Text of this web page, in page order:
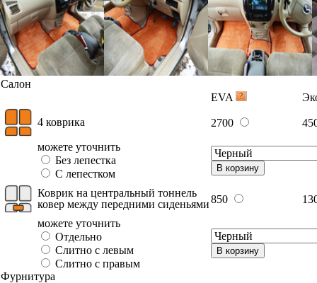
Салон
EVA
4 коврика 2700
можете уточнить
Без лепестка
С лепестком
В корзину
Коврик на центральный тоннель
ковер между передними сиденьями850
можете уточнить
Отдельно
Слитно с левым
Слитно с правым
В корзину
Фурнитура